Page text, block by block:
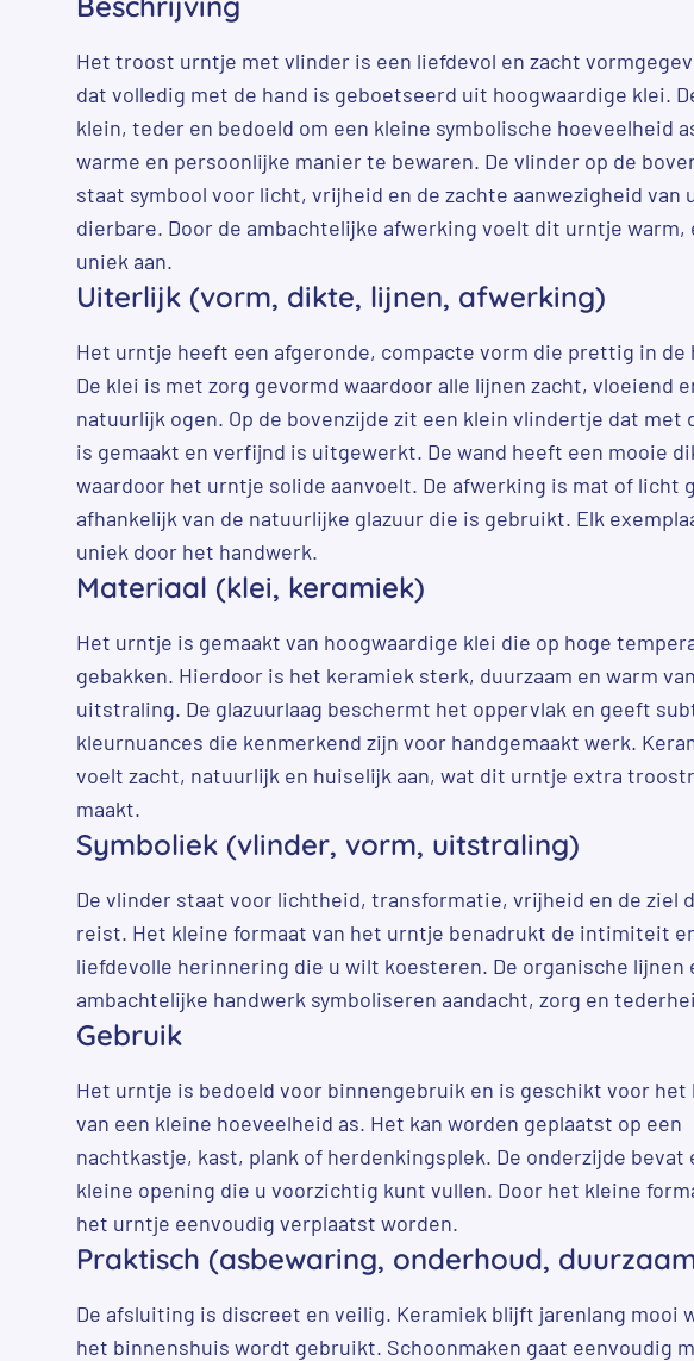
Het troost urntje met vlinder is een liefdevol en zacht
dat volledig met de hand is geboetseerd uit hoogwaardige klei.
klein, teder en bedoeld om een kleine symbolische hoeveelheid
warme en persoonlijke manier te bewaren. De vlinder op de
staat symbool voor licht, vrijheid en de zachte aanwezigheid van
dierbare. Door de ambachtelijke afwerking voelt dit urntje warm,
uniek aan.
Uiterlijk (vorm, dikte, lijnen, afwerking)
Het urntje heeft een afgeronde, compacte vorm die prettig in de
De klei is met zorg gevormd waardoor alle lijnen zacht, vloeiend
natuurlijk ogen. Op de bovenzijde zit een klein vlindertje dat met
is gemaakt en verfijnd is uitgewerkt. De wand heeft een mooie
waardoor het urntje solide aanvoelt. De afwerking is mat of licht
afhankelijk van de natuurlijke glazuur die is gebruikt. Elk
uniek door het handwerk.
Materiaal (klei, keramiek)
Het urntje is gemaakt van hoogwaardige klei die op hoge
gebakken. Hierdoor is het keramiek sterk, duurzaam en warm van
uitstraling. De glazuurlaag beschermt het oppervlak en geeft
kleurnuances die kenmerkend zijn voor handgemaakt werk.
voelt zacht, natuurlijk en huiselijk aan, wat dit urntje extra
maakt.
Symboliek (vlinder, vorm, uitstraling)
De vlinder staat voor lichtheid, transformatie, vrijheid en de ziel
reist. Het kleine formaat van het urntje benadrukt de intimiteit
liefdevolle herinnering die u wilt koesteren. De organische lijnen
ambachtelijke handwerk symboliseren aandacht, zorg en
Gebruik
Het urntje is bedoeld voor binnengebruik en is geschikt voor het
van een kleine hoeveelheid as. Het kan worden geplaatst op een
nachtkastje, kast, plank of herdenkingsplek. De onderzijde bevat
kleine opening die u voorzichtig kunt vullen. Door het kleine
het urntje eenvoudig verplaatst worden.
Praktisch (asbewaring, onderhoud,
De afsluiting is discreet en veilig. Keramiek blijft jarenlang mooi
het binnenshuis wordt gebruikt. Schoonmaken gaat eenvoudig